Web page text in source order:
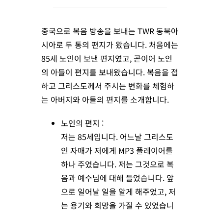
중국으로 복음 방송을 보내는 TWR 동북아
시아로 두 통의 편지가 왔습니다. 처음에는
85세 노인이 보낸 편지였고, 곧이어 노인
의 아들이 편지를 보내왔습니다.복음을 접
하고 그리스도께서 주시는 변화를 체험하
는 아버지와 아들의 편지를 소개합니다.
노인의 편지 :
저는 85세입니다. 어느날 그리스도
인 자매가 저에게 MP3 플레이어를
하나 주었습니다. 저는 그것으로 복
음과 예수님에 대해 들었습니다. 앞
으로 일어날 일을 알게 해주었고, 저
는 용기와 희망을 가질 수 있었습니